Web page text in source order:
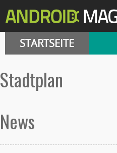
STARTSEITE
Stadtplan
News